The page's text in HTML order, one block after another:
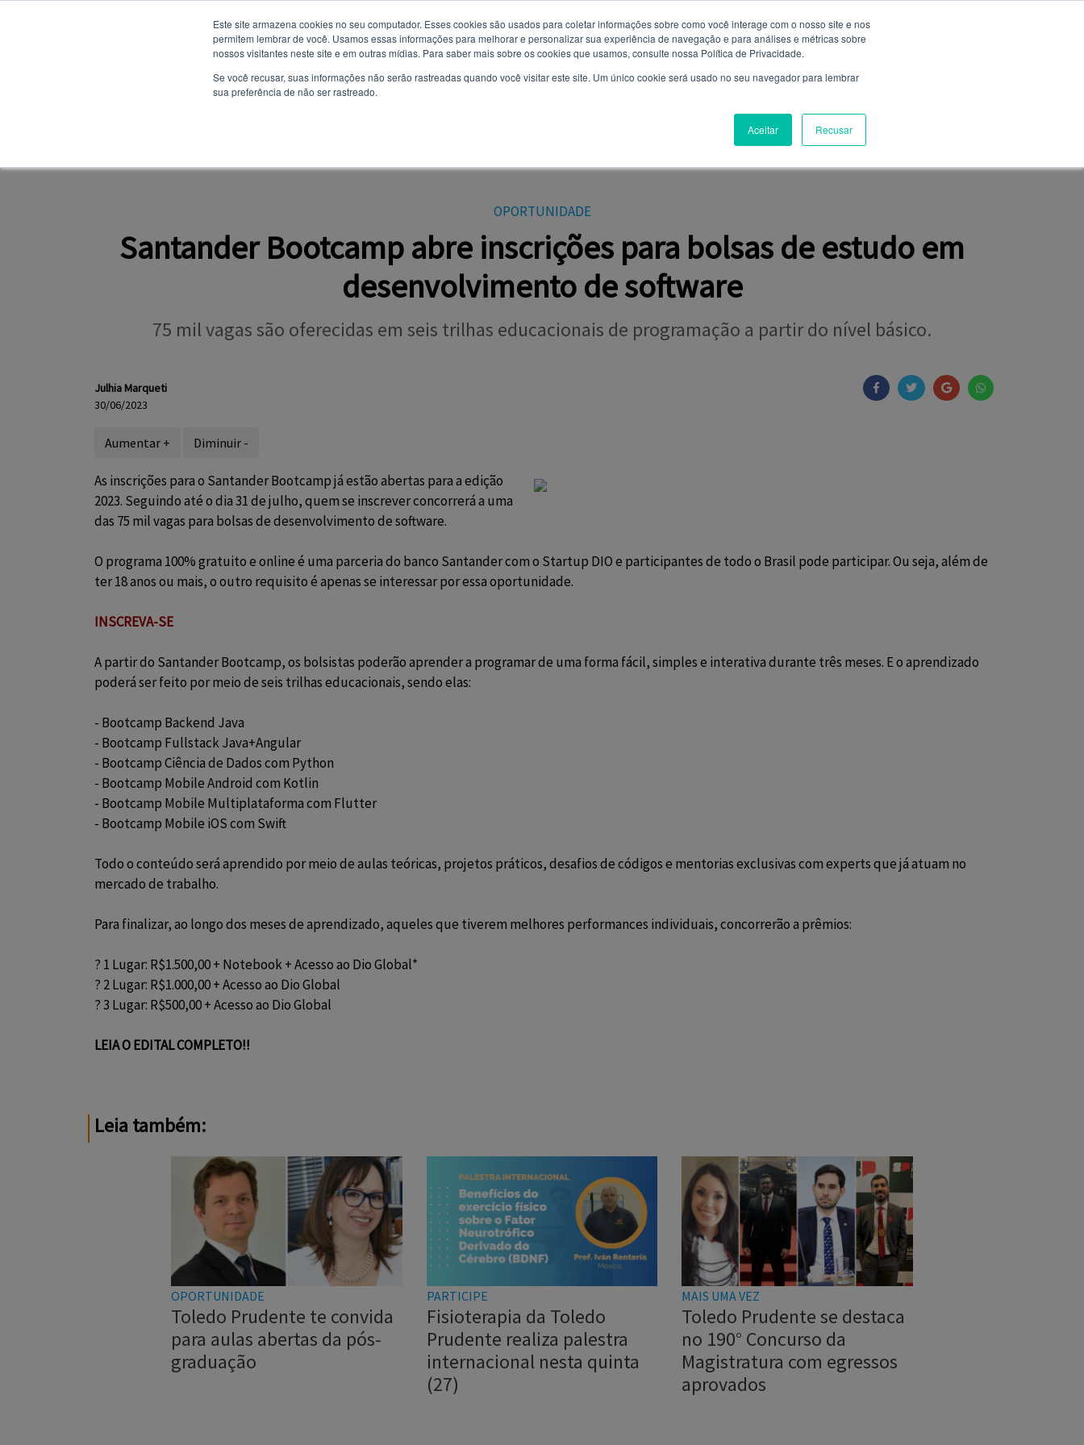
Este site armazena cookies no seu computador. Esses cookies são usados ​​para coletar informações sobre como você interage com o nosso site e nos
permitem lembrar de você. Usamos essas informações para melhorar e personalizar sua experiência de navegação e para análises e métricas sobre
nossos visitantes neste site e em outras mídias. Para saber mais sobre os cookies que usamos, consulte nossa Política de Privacidade.
Se você recusar, suas informações não serão rastreadas quando você visitar este site. Um único cookie será usado no seu navegador para lembrar
sua preferência de não ser rastreado.
Aceitar Recusar
NOTÍCIAS
8 de agosto de 2026
OPINIÃO FALE CONOSCO CLUBE DE SERVIÇOS
OPORTUNIDADE
Santander Bootcamp abre inscrições para bolsas de estudo em
desenvolvimento de software
75 mil vagas são oferecidas em seis trilhas educacionais de programação a partir do nível básico.
Julhia Marqueti
30/06/2023
Aumentar + Diminuir -
As inscrições para o Santander Bootcamp já estão abertas para a edição
2023. Seguindo até o dia 31 de julho, quem se inscrever concorrerá a uma
das 75 mil vagas para bolsas de desenvolvimento de software.
O programa 100% gratuito e online é uma parceria do banco Santander com o Startup DIO e participantes de todo o Brasil pode participar. Ou seja, além de
ter 18 anos ou mais, o outro requisito é apenas se interessar por essa oportunidade.
INSCREVA-SE
A partir do Santander Bootcamp, os bolsistas poderão aprender a programar de uma forma fácil, simples e interativa durante três meses. E o aprendizado
poderá ser feito por meio de seis trilhas educacionais, sendo elas:
- Bootcamp Backend Java
- Bootcamp Fullstack Java+Angular
- Bootcamp Ciência de Dados com Python
- Bootcamp Mobile Android com Kotlin
- Bootcamp Mobile Multiplataforma com Flutter
- Bootcamp Mobile iOS com Swift
Todo o conteúdo será aprendido por meio de aulas teóricas, projetos práticos, desafios de códigos e mentorias exclusivas com experts que já atuam no
mercado de trabalho.
Para finalizar, ao longo dos meses de aprendizado, aqueles que tiverem melhores performances individuais, concorrerão a prêmios:
? 1 Lugar: R$1.500,00 + Notebook + Acesso ao Dio Global*
? 2 Lugar: R$1.000,00 + Acesso ao Dio Global
? 3 Lugar: R$500,00 + Acesso ao Dio Global
LEIA O EDITAL COMPLETO!!
Leia também:
OPORTUNIDADE
Toledo Prudente te convida
para aulas abertas da pós-
graduação
PARTICIPE
Fisioterapia da Toledo
Prudente realiza palestra
internacional nesta quinta
(27)
MAIS UMA VEZ
Toledo Prudente se destaca
no 190° Concurso da
Magistratura com egressos
aprovados
Você quer receber notificações e não perder nenhuma notícia
importante?